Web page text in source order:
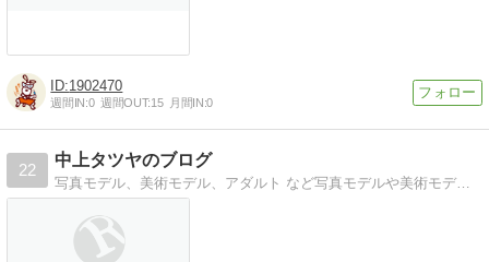
1902470
週間IN:0 週間OUT:15 月間IN:0
22
中上タツヤのブログ
写真モデル、美術モデル、アダルト など写真モデルや美術モデル、アダルトやってます。